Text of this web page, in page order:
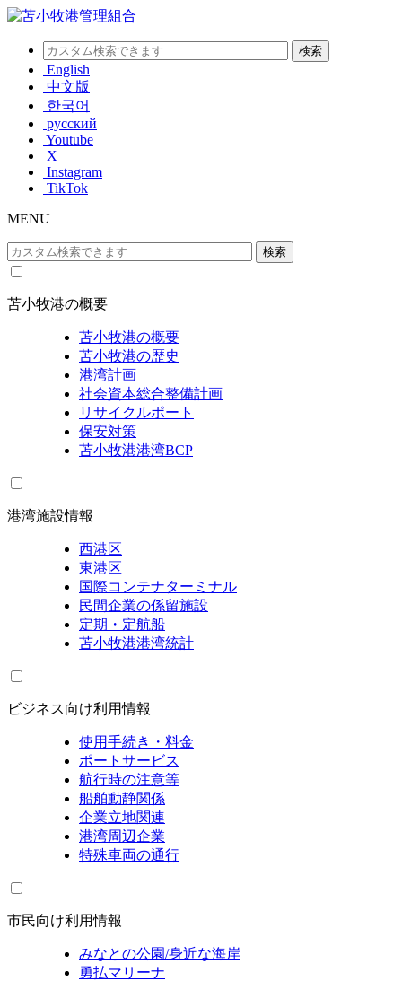
English
中文版
한국어
русский
Youtube
X
Instagram
TikTok
MENU
苫小牧港の概要
苫小牧港の概要
苫小牧港の歴史
港湾計画
社会資本総合整備計画
リサイクルポート
保安対策
苫小牧港港湾BCP
港湾施設情報
西港区
東港区
国際コンテナターミナル
民間企業の係留施設
定期・定航船
苫小牧港港湾統計
ビジネス向け利用情報
使用手続き・料金
ポートサービス
航行時の注意等
船舶動静関係
企業立地関連
港湾周辺企業
特殊車両の通行
市民向け利用情報
みなとの公園/身近な海岸
勇払マリーナ